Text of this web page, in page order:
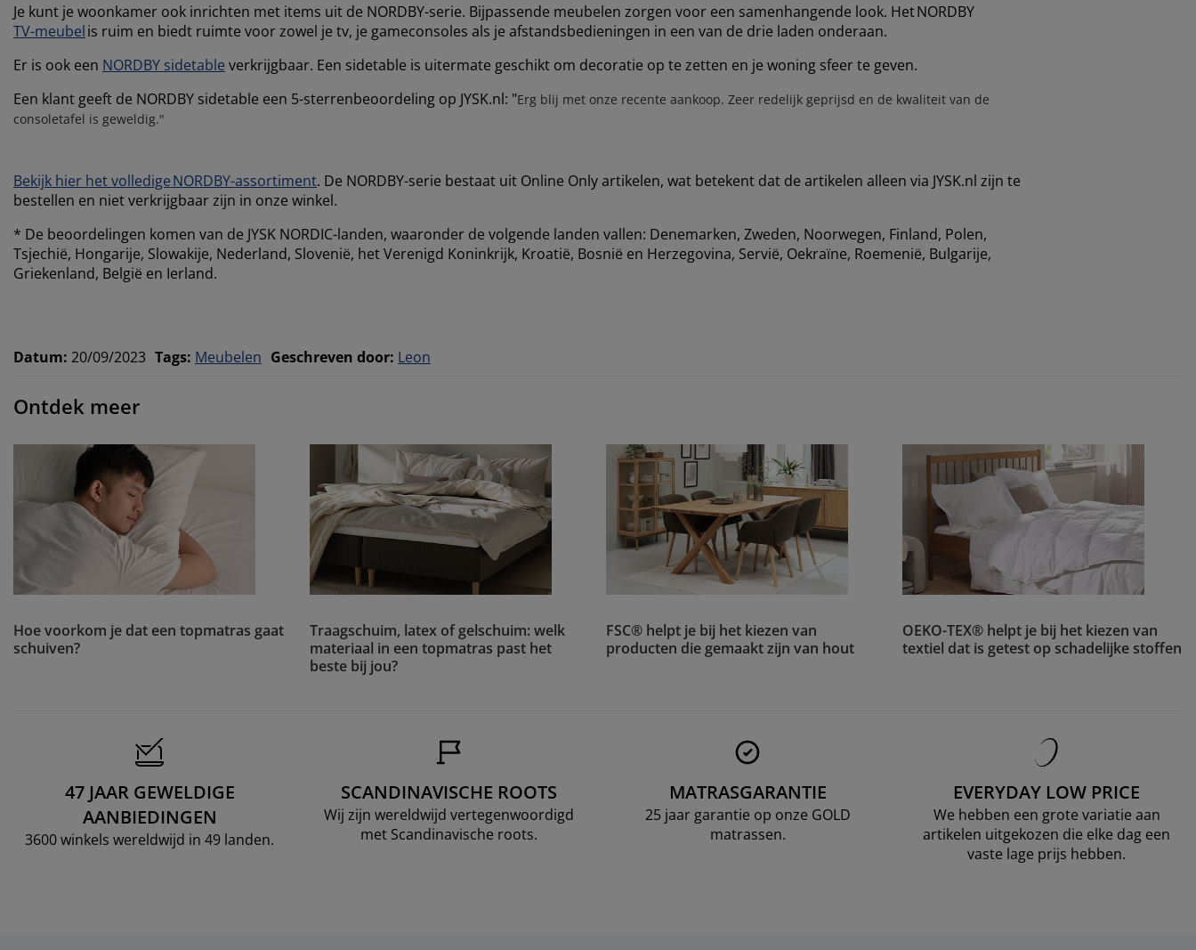
Je kunt je woonkamer ook inrichten met items uit de NORDBY-serie. Bijpassende meubelen zorgen voor een samenhangende look. Het NORDBY
TV-meubelis ruim en biedt ruimte voor zowel je tv, je gameconsoles als je afstandsbedieningen in een van de drie laden onderaan.
Er is ook een NORDBY sidetable verkrijgbaar. Een sidetable is uitermate geschikt om decoratie op te zetten en je woning sfeer te geven.
Een klant geeft de NORDBY sidetable een 5-sterrenbeoordeling op JYSK.nl: "Erg blij met onze recente aankoop. Zeer redelijk geprijsd en de kwaliteit van de
consoletafel is geweldig."
Bekijk hier het volledige NORDBY-assortiment. De NORDBY-serie bestaat uit Online Only artikelen, wat betekent dat de artikelen alleen via JYSK.nl zijn te
bestellen en niet verkrijgbaar zijn in onze winkel.
* De beoordelingen komen van de JYSK NORDIC-landen, waaronder de volgende landen vallen: Denemarken, Zweden, Noorwegen, Finland, Polen,
Tsjechië, Hongarije, Slowakije, Nederland, Slovenië, het Verenigd Koninkrijk, Kroatië, Bosnië en Herzegovina, Servië, Oekraïne, Roemenië, Bulgarije,
Griekenland, België en Ierland.
Datum: 20/09/2023 Tags: Meubelen Geschreven door: Leon
Ontdek meer
Hoe voorkom je dat een topmatras gaat
schuiven?
Traagschuim, latex of gelschuim: welk
materiaal in een topmatras past het
beste bij jou?
FSC® helpt je bij het kiezen van
producten die gemaakt zijn van hout
OEKO-TEX® helpt je bij het kiezen van
textiel dat is getest op schadelijke stoffen
47 JAAR GEWELDIGE
AANBIEDINGEN
3600 winkels wereldwijd in 49 landen.
SCANDINAVISCHE ROOTS
Wij zijn wereldwijd vertegenwoordigd
met Scandinavische roots.
MATRASGARANTIE
25 jaar garantie op onze GOLD
matrassen.
EVERYDAY LOW PRICE
We hebben een grote variatie aan
artikelen uitgekozen die elke dag een
vaste lage prijs hebben.